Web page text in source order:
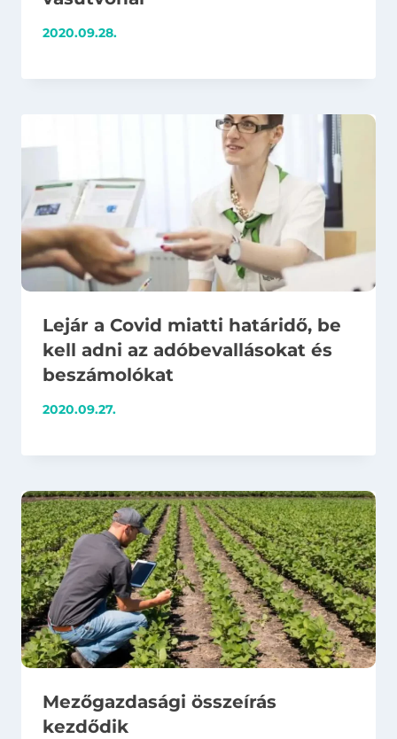
2020.09.28.
Lejár a Covid miatti határidő, be
kell adni az adóbevallásokat és
beszámolókat
2020.09.27.
Mezőgazdasági összeírás
kezdődik